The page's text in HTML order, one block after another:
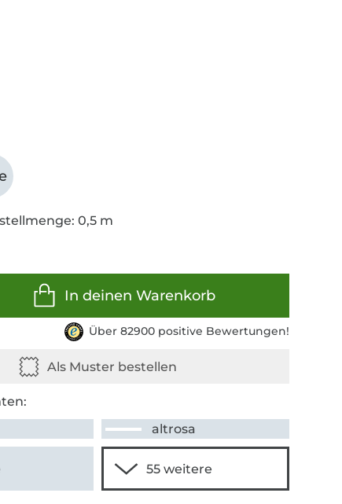
0,5 m
In deinen Warenkorb
Über 82900 positive Bewertungen!
altrosa